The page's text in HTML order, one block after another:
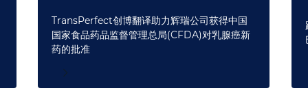
TransPerfect创博翻译助力辉瑞公司获得中国
国家食品药品监督管理总局(CFDA)对乳腺癌新
药的批准